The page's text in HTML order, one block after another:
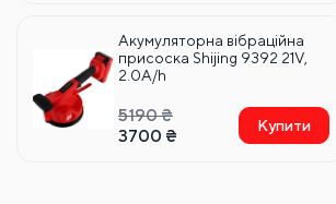
Акумуляторна вібраційна
присоска Shijing 9392 21V,
2.0A/h
5190₴
3700 ₴ Купити